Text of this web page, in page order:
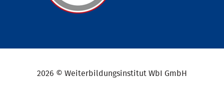
2026 © Weiterbildungsinstitut WbI GmbH